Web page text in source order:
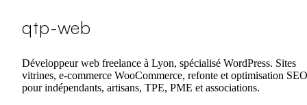
qtp-web
Développeur web freelance à Lyon, spécialisé WordPress. Sites
vitrines, e-commerce WooCommerce, refonte et optimisation SEO
pour indépendants, artisans, TPE, PME et associations.